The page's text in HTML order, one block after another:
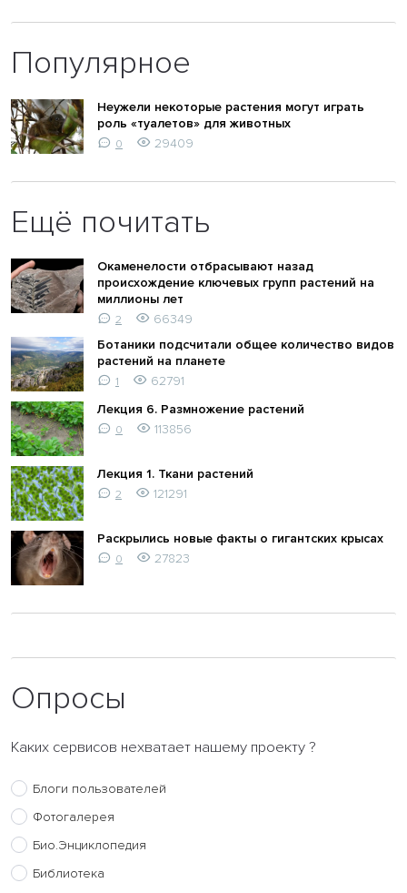
Популярное
Неужели некоторые растения могут играть
роль «туалетов» для животных
0 29409
Ещё почитать
Окаменелости отбрасывают назад
происхождение ключевых групп растений на
миллионы лет
2
66349
Ботаники подсчитали общее количество видов
растений на планете
1
62791
Лекция 6. Размножение растений
0 113856
Лекция 1. Ткани растений
2 121291
Раскрылись новые факты о гигантских крысах
0 27823
Опросы
Каких сервисов нехватает нашему проекту ?
Блоги пользователей
Фотогалерея
Био.Энциклопедия
Библиотека